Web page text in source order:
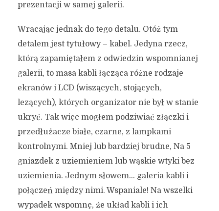
prezentacji w samej galerii.
Wracając jednak do tego detalu. Otóż tym
detalem jest tytułowy – kabel. Jedyna rzecz,
którą zapamiętałem z odwiedzin wspomnianej
galerii, to masa kabli łącząca różne rodzaje
ekranów i LCD (wiszących, stojących,
lezących), których organizator nie był w stanie
ukryć. Tak więc mogłem podziwiać złączki i
przedłużacze białe, czarne, z lampkami
kontrolnymi. Mniej lub bardziej brudne, Na 5
gniazdek z uziemieniem lub wąskie wtyki bez
uziemienia. Jednym słowem… galeria kabli i
połączeń między nimi. Wspaniale! Na wszelki
wypadek wspomnę, że układ kabli i ich